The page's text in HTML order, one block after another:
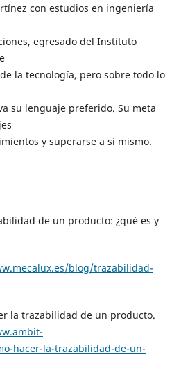
con estudios en ingeniería
egresado del Instituto
la tecnología, pero sobre todo lo
su lenguaje preferido. Su meta
y superarse a sí mismo.
de un producto: ¿qué es y
blog/trazabilidad-
la trazabilidad de un producto.
hacer-la-trazabilidad-de-un-